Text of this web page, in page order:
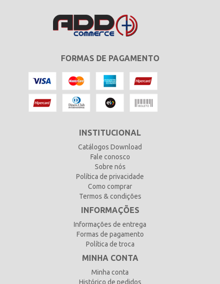
FORMAS DE PAGAMENTO
INSTITUCIONAL
Catálogos Download
Fale conosco
Sobre nós
Política de privacidade
Como comprar
Termos & condições
INFORMAÇÕES
Informações de entrega
Formas de pagamento
Política de troca
MINHA CONTA
Minha conta
Histórico de pedidos